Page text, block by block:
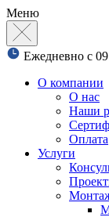
Меню
Ежедневно с
О компании
О нас
Наши
Оплата
Услуги